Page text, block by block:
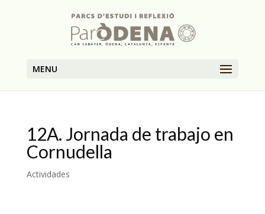
MENU
12A. Jornada de trabajo en
Cornudella
Actividades